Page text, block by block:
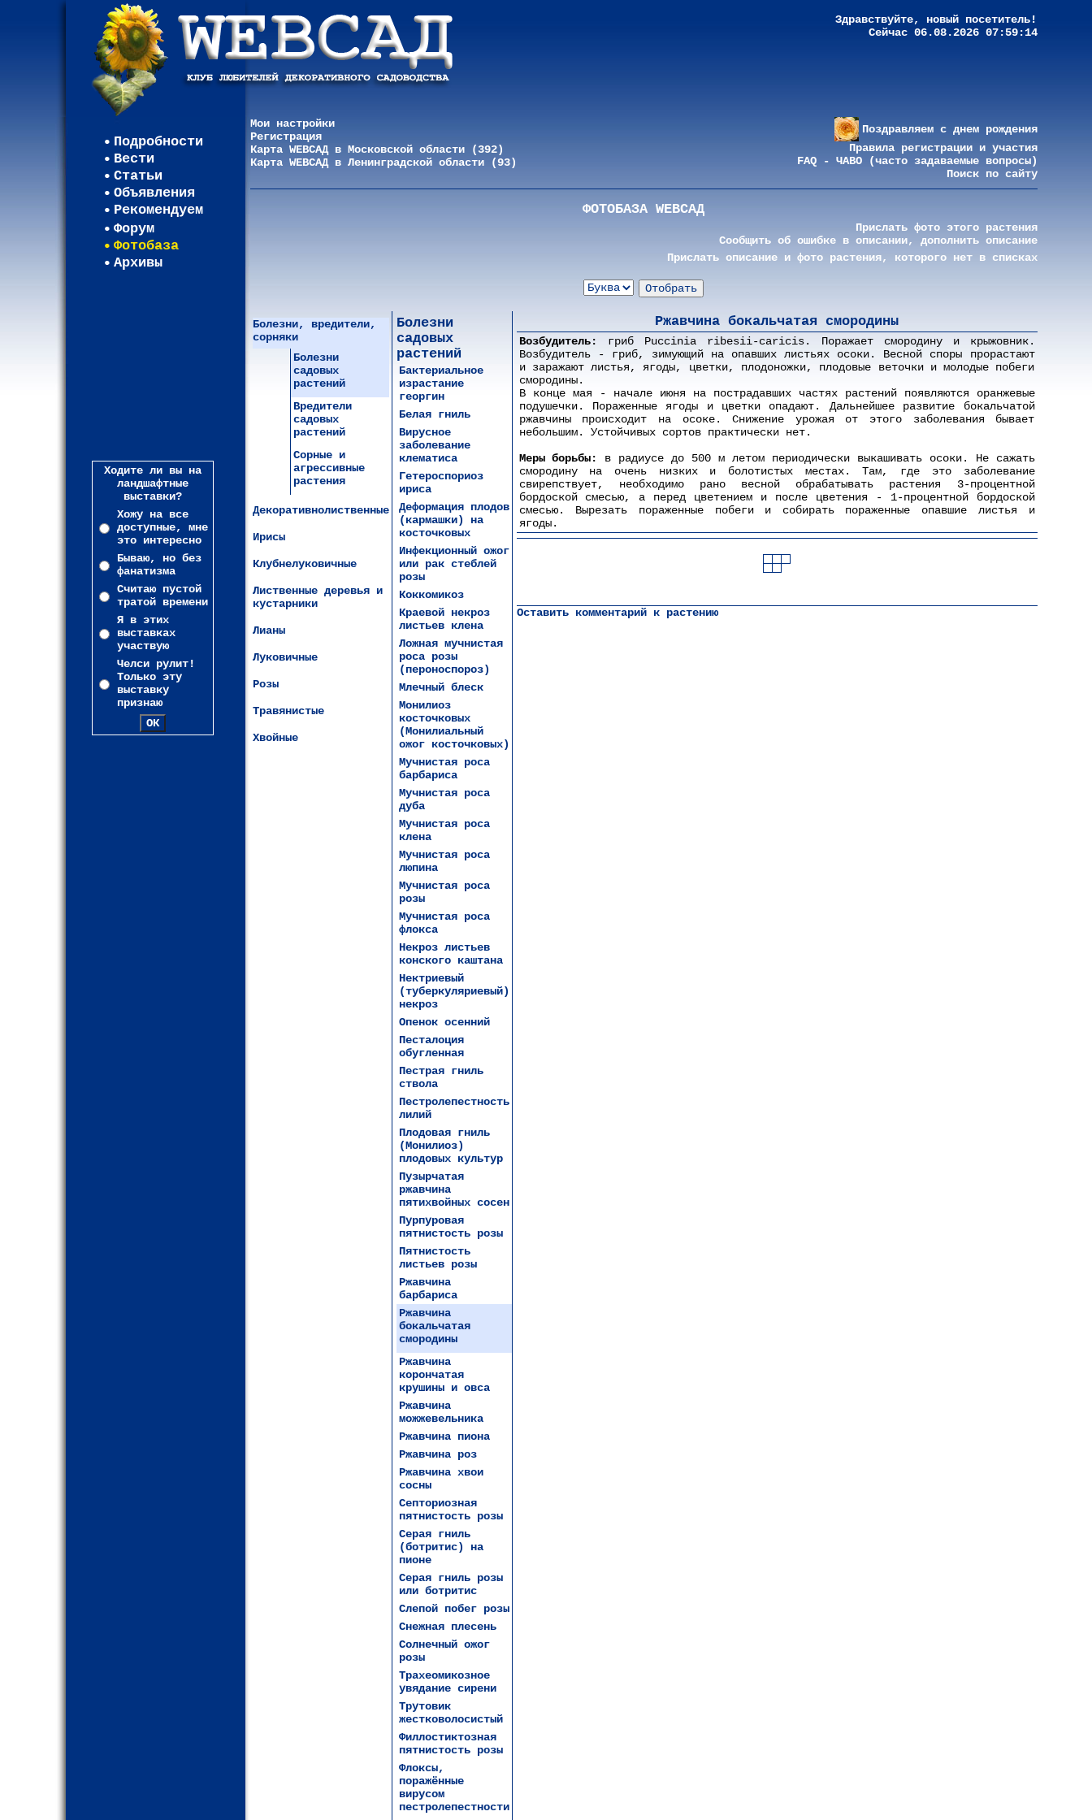
Здравствуйте, новый посетитель!
Сейчас 06.08.2026 07:59:14
Подробности
Вести
Статьи
Объявления
Рекомендуем
Форум
Фотобаза
Архивы
Ходите ли вы на
ландшафтные
выставки?
Хожу на все
доступные, мне
это интересно
Бываю, но без
фанатизма
Считаю пустой
тратой времени
Я в этих
выставках
участвую
Челси рулит!
Только эту
выставку
признаю
Мои настройки
Регистрация
Карта WEBСАД в Московской области (392)
Карта WEBСАД в Ленинградской области (93)
Поздравляем с днем рождения
Правила регистрации и участия
FAQ - ЧАВО (часто задаваемые вопросы)
Поиск по сайту
ФОТОБАЗА WEBСАД
Прислать фото этого растения
Сообщить об ошибке в описании, дополнить описание
Прислать описание и фото растения, которого нет в списках
Болезни, вредители,
сорняки
Болезни
садовых
растений
Вредители
садовых
растений
Сорные и
агрессивные
растения
Декоративнолиственные
Ирисы
Клубнелуковичные
Лиственные деревья и
кустарники
Лианы
Луковичные
Розы
Травянистые
Хвойные
Болезни
садовых
растений
Бактериальное
израстание
георгин
Белая гниль
Вирусное
заболевание
клематиса
Гетероспориоз
ириса
Деформация плодов
(кармашки) на
косточковых
Инфекционный ожог
или рак стеблей
розы
Коккомикоз
Краевой некроз
листьев клена
Ложная мучнистая
роса розы
(пероноспороз)
Млечный блеск
Монилиоз
косточковых
(Монилиальный
ожог косточковых)
Мучнистая роса
барбариса
Мучнистая роса
дуба
Мучнистая роса
клена
Мучнистая роса
люпина
Мучнистая роса
розы
Мучнистая роса
флокса
Некроз листьев
конского каштана
Нектриевый
(туберкуляриевый)
некроз
Опенок осенний
Песталоция
обугленная
Пестрая гниль
ствола
Пестролепестность
лилий
Плодовая гниль
(Монилиоз)
плодовых культур
Пузырчатая
ржавчина
пятихвойных сосен
Пурпуровая
пятнистость розы
Пятнистость
листьев розы
Ржавчина
барбариса
Ржавчина
бокальчатая
смородины
Ржавчина
корончатая
крушины и овса
Ржавчина
можжевельника
Ржавчина пиона
Ржавчина роз
Ржавчина хвои
сосны
Септориозная
пятнистость розы
Серая гниль
(ботритис) на
пионе
Серая гниль розы
или ботритис
Слепой побег розы
Снежная плесень
Солнечный ожог
розы
Трахеомикозное
увядание сирени
Трутовик
жестковолосистый
Филлостиктозная
пятнистость розы
Флоксы,
поражённые
вирусом
пестролепестности
Ржавчина бокальчатая смородины
Возбудитель: гриб Puccinia ribesii-caricis. Поражает смородину и крыжовник.
Возбудитель - гриб, зимующий на опавших листьях осоки. Весной споры прорастают
и заражают листья, ягоды, цветки, плодоножки, плодовые веточки и молодые побеги
смородины.
В конце мая - начале июня на пострадавших частях растений появляются оранжевые
подушечки. Пораженные ягоды и цветки опадают. Дальнейшее развитие бокальчатой
ржавчины происходит на осоке. Снижение урожая от этого заболевания бывает
небольшим. Устойчивых сортов практически нет.
Меры борьбы:
в радиусе до 500 м летом периодически выкашивать осоки. Не сажать
смородину на очень низких и болотистых местах. Там, где это заболевание
свирепствует, необходимо рано весной обрабатывать растения 3-процентной
бордоской смесью, а перед цветением и после цветения - 1-процентной бордоской
смесью. Вырезать пораженные побеги и собирать пораженные опавшие листья и
ягоды.
Оставить комментарий к растению